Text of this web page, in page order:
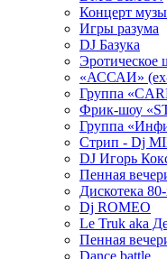
Концерт
Игры разума
DJ Базука
Эротическое
«АССАИ»
Группа
Фрик-шоу
Группа
Стрип - Dj
DJ Игорь
Пенная
Дискотека
Dj ROMEO
Le Truk aka
Пенная
Dance battle